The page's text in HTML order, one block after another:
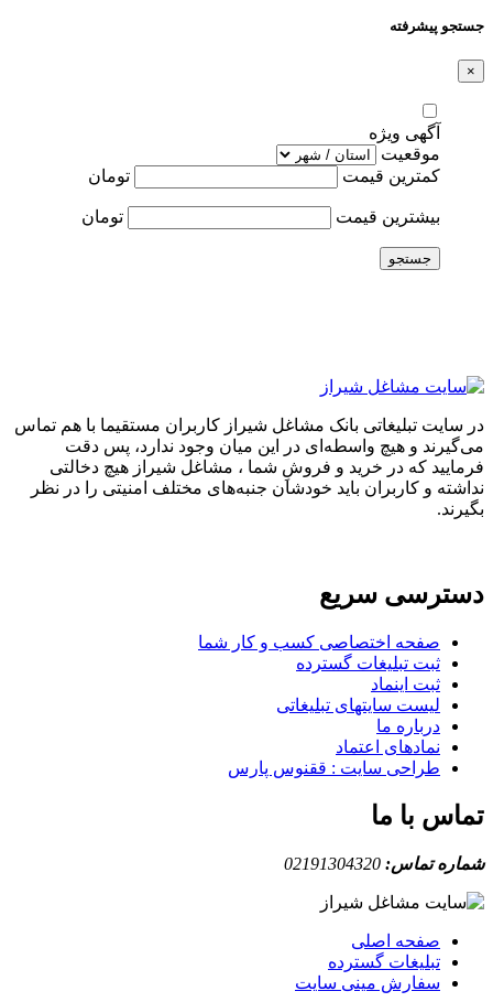
جستجو پیشرفته
×
آگهی ویژه
موقعیت
کمترین قیمت
تومان
بیشترین قیمت تومان
جستجو
در سایت تبلیغاتی بانک مشاغل شیراز کاربران مستقیما با هم تماس
می‌گیرند و هیچ واسطه‌ای در این میان وجود ندارد، پس دقت
فرمایید که در خرید و فروشِ شما ، مشاغل شیراز هیچ دخالتی
نداشته و کاربران باید خودشان جنبه‌های مختلف امنیتی را در نظر
بگیرند.
دسترسی سریع
صفحه اختصاصی کسب و کار شما
ثبت تبلیغات گسترده
ثبت اینماد
لیست سایتهای تبلیغاتی
درباره ما
نمادهای اعتماد
طراحی سایت : ققنوس پارس
تماس با ما
شماره تماس: 02191304320
صفحه اصلی
تبلیغات گسترده
سفارش مینی سایت